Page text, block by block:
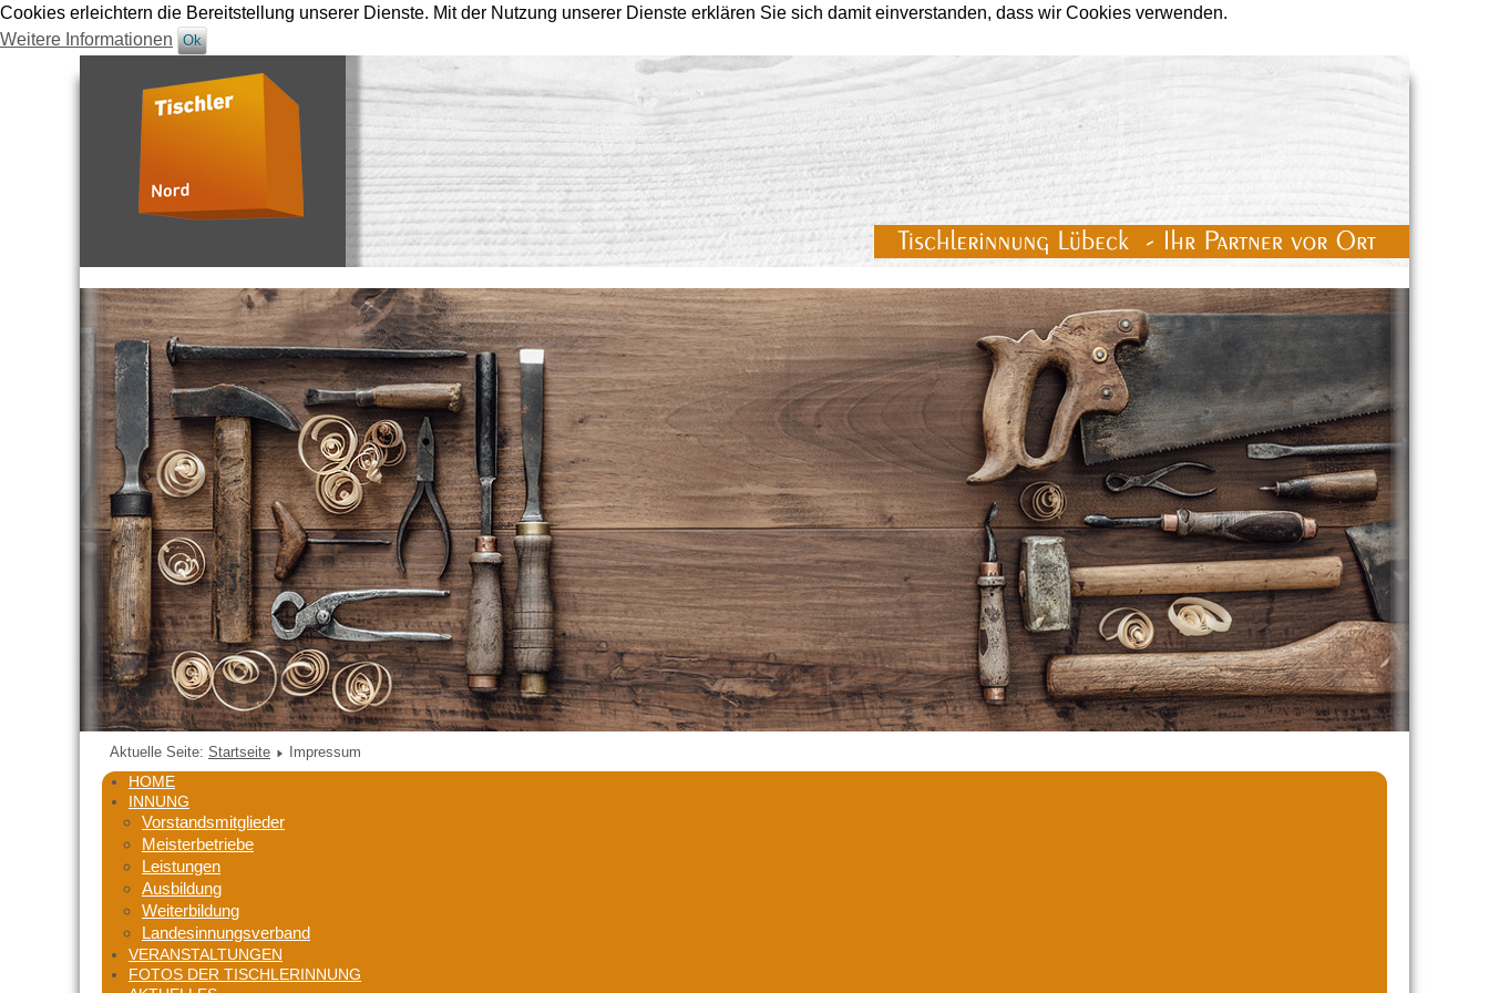
Cookies erleichtern die Bereitstellung unserer Dienste. Mit der Nutzung unserer Dienste erklären Sie sich damit einverstanden, dass wir Cookies verwenden.
Weitere Informationen
Ok
Tischlerinnung
Aktuelle Seite: Startseite Impressum
HOME
INNUNG
Vorstandsmitglieder
Meisterbetriebe
Leistungen
Ausbildung
Weiterbildung
Landesinnungsverband
VERANSTALTUNGEN
FOTOS DER TISCHLERINNUNG